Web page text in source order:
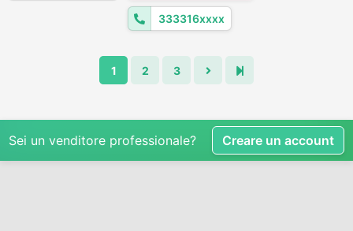
filtri olio no...
333316xxxx
1 2 3
Sei un venditore professionale? Creare un account